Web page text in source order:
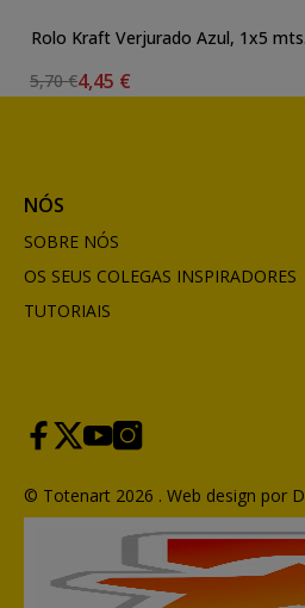
Rolo Kraft Verjurado Azul, 1x5 mts.
5,70 €4,45 €
NÓS
SOBRE NÓS
OS SEUS COLEGAS INSPIRADORES
TUTORIAIS
© Totenart 2026 . Web design por